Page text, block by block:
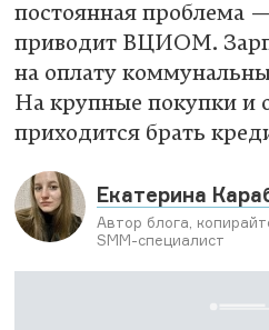
постоянная проблема
приводит ВЦИОМ.
на оплату
На крупные покупки и
приходится брать
Екатерина
Автор блога,
SMM-специалист